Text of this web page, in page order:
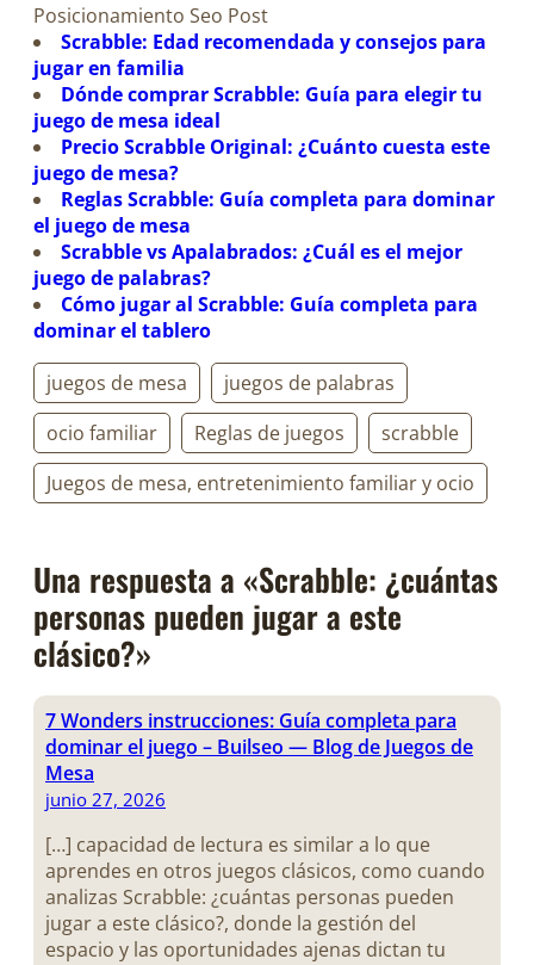
Posicionamiento Seo Post
Scrabble: Edad recomendada y consejos para
jugar en familia
Dónde comprar Scrabble: Guía para elegir tu
juego de mesa ideal
Precio Scrabble Original: ¿Cuánto cuesta este
juego de mesa?
Reglas Scrabble: Guía completa para dominar
el juego de mesa
Scrabble vs Apalabrados: ¿Cuál es el mejor
juego de palabras?
Cómo jugar al Scrabble: Guía completa para
dominar el tablero
juegos de mesa
juegos de palabras
ocio familiar
Reglas de juegos
scrabble
Juegos de mesa, entretenimiento familiar y ocio
Una respuesta a «Scrabble: ¿cuántas
personas pueden jugar a este
clásico?»
7 Wonders instrucciones: Guía completa para
dominar el juego – Builseo — Blog de Juegos de
Mesa
junio 27, 2026
[…] capacidad de lectura es similar a lo que
aprendes en otros juegos clásicos, como cuando
analizas Scrabble: ¿cuántas personas pueden
jugar a este clásico?, donde la gestión del
espacio y las oportunidades ajenas dictan tu